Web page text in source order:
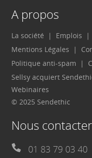
A propos
La société Emplois
Mentions Légales
Politique anti-spam
Sellsy acquiert
Webinaires
© 2025 Sendethic
Nous contacter
01 83 79 03 40